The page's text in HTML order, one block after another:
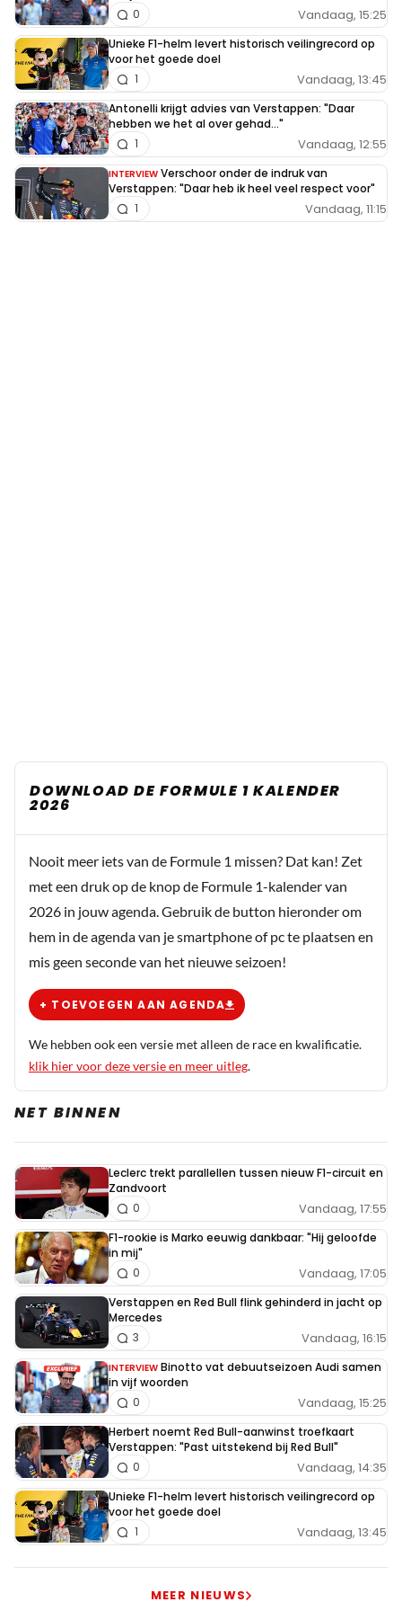
Vandaag, 15:25
0
Unieke F1-helm levert historisch veilingrecord op
voor het goede doel
Vandaag, 13:45
1
Antonelli krijgt advies van Verstappen: "Daar
hebben we het al over gehad..."
Vandaag, 12:55
1
INTERVIEW Verschoor onder de indruk van
Verstappen: "Daar heb ik heel veel respect voor"
Vandaag, 11:15
1
DOWNLOAD DE FORMULE 1 KALENDER
2026
Nooit meer iets van de Formule 1 missen? Dat kan! Zet
met een druk op de knop de Formule 1-kalender van
2026 in jouw agenda. Gebruik de button hieronder om
hem in de agenda van je smartphone of pc te plaatsen en
mis geen seconde van het nieuwe seizoen!
+ TOEVOEGEN AAN AGENDA
We hebben ook een versie met alleen de race en kwalificatie.
klik hier voor deze versie en meer uitleg.
NET BINNEN
Leclerc trekt parallellen tussen nieuw F1-circuit en
Zandvoort
Vandaag, 17:55
0
F1-rookie is Marko eeuwig dankbaar: "Hij geloofde
in mij"
Vandaag, 17:05
0
Verstappen en Red Bull flink gehinderd in jacht op
Mercedes
Vandaag, 16:15
3
INTERVIEW Binotto vat debuutseizoen Audi samen
in vijf woorden
Vandaag, 15:25
0
Herbert noemt Red Bull-aanwinst troefkaart
Verstappen: "Past uitstekend bij Red Bull"
Vandaag, 14:35
0
Unieke F1-helm levert historisch veilingrecord op
voor het goede doel
Vandaag, 13:45
1
MEER NIEUWS